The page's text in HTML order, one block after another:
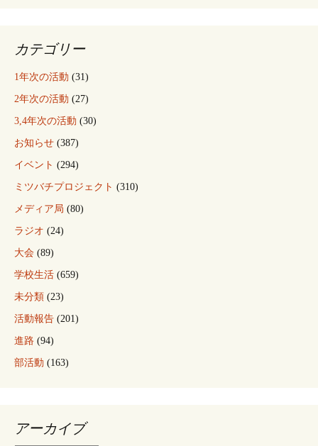
ョ
ン
カテゴリー
1年次の活動 (31)
2年次の活動 (27)
3,4年次の活動 (30)
お知らせ (387)
イベント (294)
ミツバチプロジェクト (310)
メディア局 (80)
ラジオ (24)
大会 (89)
学校生活 (659)
未分類 (23)
活動報告 (201)
進路 (94)
部活動 (163)
アーカイブ